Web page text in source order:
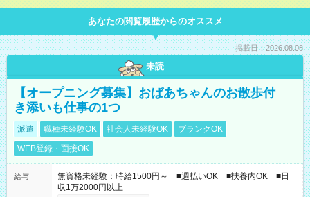
あなたの閲覧履歴からのオススメ
掲載日：2026.08.08
未読
【オープニング募集】おばあちゃんのお散歩付
き添いも仕事の1つ
派遣 職種未経験OK 社会人未経験OK
ブランクOK
WEB登録・面接OK
給与
無資格未経験：時給1500円～ ■週払いOK ■扶養内OK ■日
収1万2000円以上